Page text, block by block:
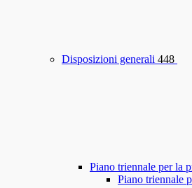
Disposizioni generali 448
Piano triennale per la
Piano triennale